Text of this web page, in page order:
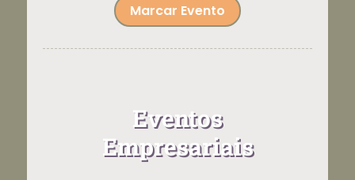
Marcar Evento
Eventos
Empresariais